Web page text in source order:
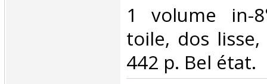
‎1 volume in-
toile, dos
442 p. Bel état. ‎